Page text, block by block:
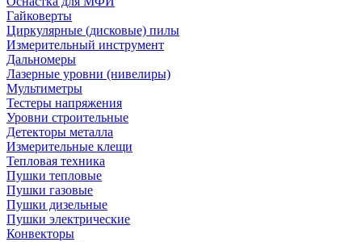
Гайковерты
Циркулярные (дисковые) пилы
Измерительный инструмент
Дальномеры
Лазерные уровни (нивелиры)
Мультиметры
Тестеры напряжения
Уровни строительные
Детекторы металла
Измерительные клещи
Тепловая техника
Пушки тепловые
Пушки газовые
Пушки дизельные
Пушки электрические
Конвекторы